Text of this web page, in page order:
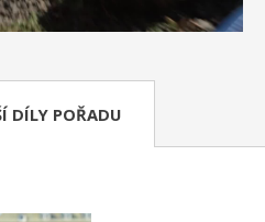
DÍLY POŘADU